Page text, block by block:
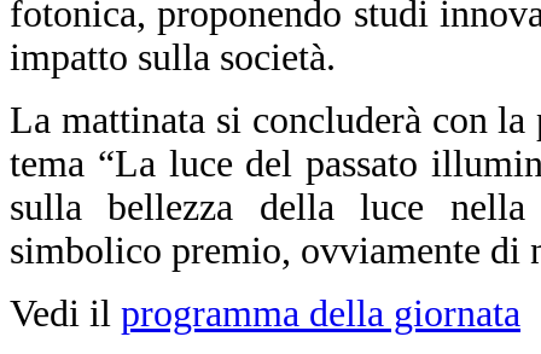
fotonica, proponendo studi
impatto sulla società.
La mattinata si concluderà con
tema “La luce del passato
sulla bellezza della luce nella
simbolico premio, ovviamente di
Vedi il programma della giornata